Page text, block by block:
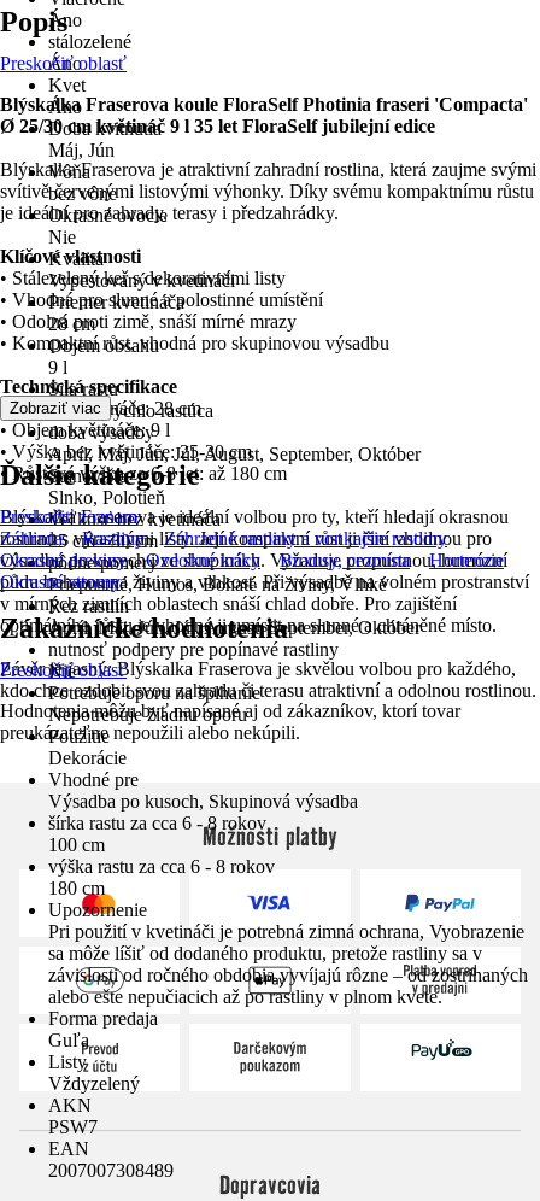
Áno
stálozelené
Áno
Kvet
Áno
Doba kvitnutia
Máj, Jún
Vôňa
bez vône
Okrasné ovocie
Nie
Kvalita
Vypestovaný v kvetináči
Priemer kvetináča
28 cm
Objem obsahu
9 l
Sila rastu
stredne rýchlo rastúca
doba výsadby
Apríl, Máj, Jún, Júl, August, September, Október
Stanovište
Slnko, Polotieň
Veľkosť bez kvetináča
25 cm - 30 cm
pôdne pomery
Priepustné, Humos, Bohaté na živiny, Vlhké
Rez rastlín
Apríl, Máj, Jún, Júl, August, September, Október
nutnosť podpery pre popínavé rastliny
Nie
Potrebuje oporu na šplhanie
Nepotrebuje žiadnu oporu
Použitie
Dekorácie
Vhodné pre
Výsadba po kusoch, Skupinová výsadba
šírka rastu za cca 6 - 8 rokov
100 cm
výška rastu za cca 6 - 8 rokov
180 cm
Upozornenie
Pri použití v kvetináči je potrebná zimná ochrana, Vyobrazenie
sa môže líšiť od dodaného produktu, pretože rastliny sa v
závislosti od ročného obdobia vyvíjajú rôzne – od zostrihaných
alebo ešte nepučiacich až po rastliny v plnom kvete.
Forma predaja
Guľa
Listy
Vždyzelený
AKN
PSW7
EAN
2007007308489
Popis
Preskočiť oblasť
Blýskalka Fraserova koule FloraSelf Photinia fraseri 'Compacta'
Ø 25/30 cm květináč 9 l 35 let FloraSelf jubilejní edice
Blýskalka Fraserova je atraktivní zahradní rostlina, která zaujme svými
svítivě červenými listovými výhonky. Díky svému kompaktnímu růstu
je ideální pro zahrady, terasy i předzahrádky.
Klíčové vlastnosti
• Stálezelený keř s dekorativními listy
• Vhodná pro slunné a polostinné umístění
• Odolná proti zimě, snáší mírné mrazy
• Kompaktní růst, vhodná pro skupinovou výsadbu
Technická specifikace
• Průměr květináče: 28 cm
• Objem květináče: 9 l
• Výška bez květináče: 25-30 cm
• Růstová výška za 6-8 let: až 180 cm
Blýskalka Fraserova je ideální volbou pro ty, kteří hledají okrasnou
rostlinu s výraznými listy. Její kompaktní růst ji činí vhodnou pro
výsadbu po kusech i ve skupinách. Vyžaduje propustnou, humózní
půdu bohatou na živiny a vlhkost. Při výsadbě na volném prostranství
v mírných zimních oblastech snáší chlad dobře. Pro zajištění
optimálního růstu je vhodné ji umístit na slunné a chráněné místo.
Závěr je jasný: Blýskalka Fraserova je skvělou volbou pro každého,
kdo chce ozdobit svou zahradu či terasu atraktivní a odolnou rostlinou.
Zobraziť viac
Ďalšie kategórie
Preskočiť zoznam
Záhrada
Rastliny
Záhradné rastliny a vonkajšie rastliny
Okrasné dreviny
Ozdobné kríky Buxusy, cezmína
Hortenzie
Okrasné stromy
Zákaznícke hodnotenia
Preskočiť oblasť
Hodnotenia môžu byť napísané aj od zákazníkov, ktorí tovar
preukázateľne nepoužili alebo nekúpili.
Možnosti platby
Dopravcovia